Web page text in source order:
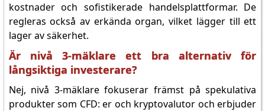
kostnader och sofistikerade handelsplattformar. De
regleras också av erkända organ, vilket lägger till ett
lager av säkerhet.
Är nivå 3-mäklare ett bra alternativ för
långsiktiga investerare?
Nej, nivå 3-mäklare fokuserar främst på spekulativa
produkter som CFD: er och kryptovalutor och erbjuder